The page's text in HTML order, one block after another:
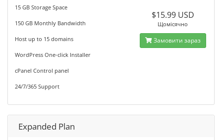
15 GB Storage Space
150 GB Monthly Bandwidth
Host up to 15 domains
WordPress One-click Installer
cPanel Control panel
24/7/365 Support
$15.99 USD
Щомісячно
Замовити зараз
Expanded Plan